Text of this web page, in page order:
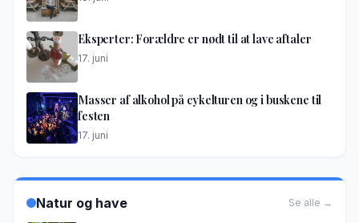
Eksperter: Forældre er nødt til at lave aftaler
17. juni
Masser af alkohol på cykelturen og i buskene til
festen
17. juni
Natur og have Se alle →